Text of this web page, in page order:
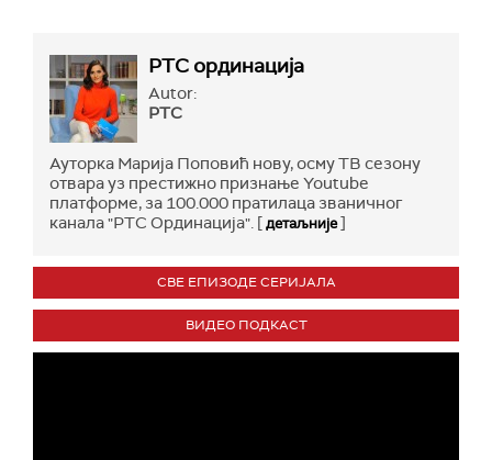
РТС ординација
Autor:
РТС
Ауторка Марија Поповић нову, осму ТВ сезону
отвара уз престижно признање Youtube
платформе, за 100.000 пратилаца званичног
канала "РТС Ординација". [детаљније]
СВЕ ЕПИЗОДЕ СЕРИЈАЛА
ВИДЕО ПОДКАСТ